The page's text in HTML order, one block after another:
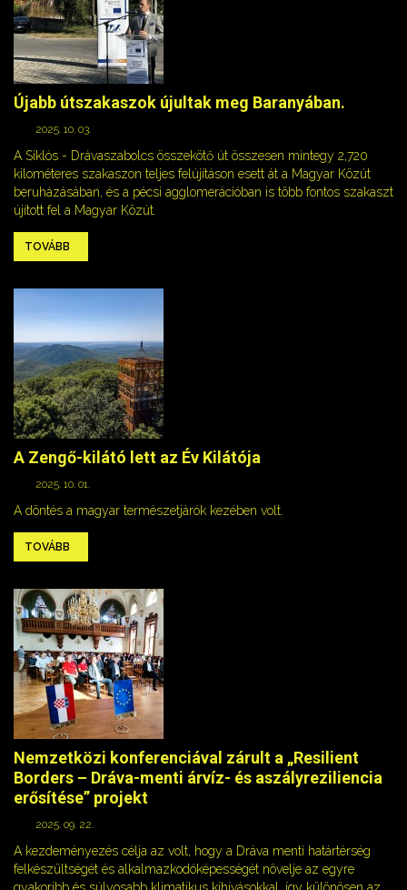
Újabb útszakaszok újultak meg Baranyában.
2025. 10. 03.
A Siklós - Drávaszabolcs összekötő út összesen mintegy 2,720
kilométeres szakaszon teljes felújításon esett át a Magyar Közút
beruházásában, és a pécsi agglomerációban is több fontos szakaszt
újított fel a Magyar Közút.
TOVÁBB
A Zengő-kilátó lett az Év Kilátója
2025. 10. 01.
A döntés a magyar természetjárók kezében volt.
TOVÁBB
Nemzetközi konferenciával zárult a „Resilient
Borders – Dráva-menti árvíz- és aszályreziliencia
erősítése” projekt
2025. 09. 22.
A kezdeményezés célja az volt, hogy a Dráva menti határtérség
felkészültségét és alkalmazkodóképességét növelje az egyre